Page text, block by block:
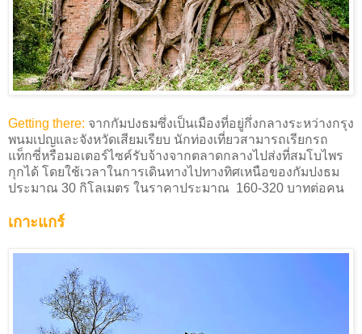
Getting there: จากกัมปงธมซึ่งเป็นเมืองที่อยู่กึ่งกลางระหว่างกรุง
พนมเปญและจังหวัดเสียมเรียบ นักท่องเที่ยวสามารถเรียกรถ
แท็กซี่หรือมอเตอร์ไซค์รับจ้างจากตลาดกลางไปส่งที่สมโบไพร
กุกได้ โดยใช้เวลาในการเดินทางไปทางทิศเหนือของกัมปงธม
ประมาณ 30 กิโลเมตร ในราคาประมาณ 160-320 บาทต่อคน
เกาะแกร์